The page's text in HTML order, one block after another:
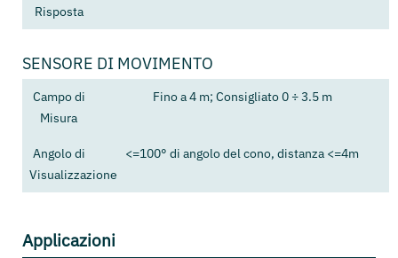
Risposta
SENSORE DI MOVIMENTO
Campo di
Misura
Fino a 4 m; Consigliato 0 ÷ 3.5 m
Angolo di
Visualizzazione
<=100° di angolo del cono, distanza <=4m
Applicazioni